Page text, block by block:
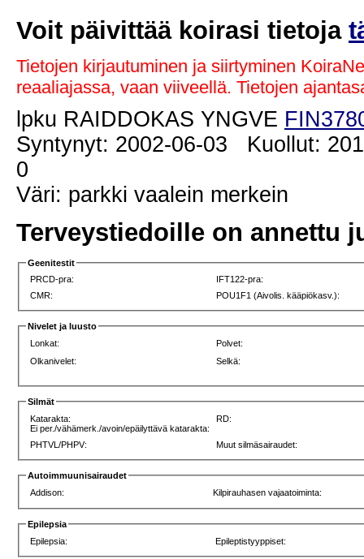
Voit päivittää koirasi tietoja
Tietojen kirjautuminen ja siirtyminen
reaaliajassa, vaan viiveellä. Tietojen
lpku RAIDDOKAS YNGVE
Syntynyt: 2002-06-03 Kuollut:
0
Väri: parkki vaalein merkein
Terveystiedoille on annettu
Geenitestit
PRCD-pra:
IFT122-pra:
CMR:
POU1F1 (Aivolis. kääpiökasv.):
Nivelet ja luusto
Lonkat:
Polvet:
Olkanivelet:
Selkä:
Silmät
Katarakta:
Ei per./vähämerk./avoin/epäilyttävä katarakta:
RD:
PHTVL/PHPV: Muut silmäsairaudet:
Autoimmuunisairaudet
Addison:
Kilpirauhasen vajaatoiminta:
Epilepsia
Epilepsia:
Epileptistyyppiset: